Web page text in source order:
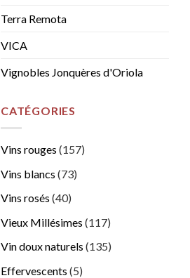
Terra Remota
VICA
Vignobles Jonquères d'Oriola
CATÉGORIES
Vins rouges (157)
Vins blancs (73)
Vins rosés (40)
Vieux Millésimes (117)
Vin doux naturels (135)
Effervescents (5)